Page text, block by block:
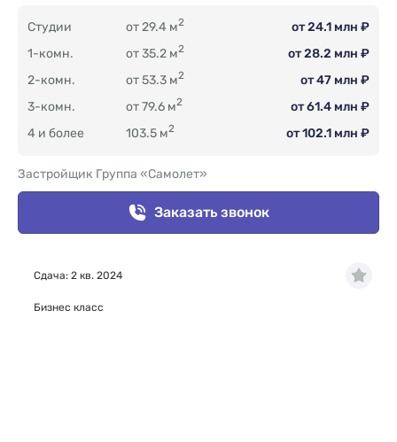
Студии от 29.4 м2
от 24.1 млн ₽
1-комн.
от 35.2 м2
от 28.2 млн ₽
2-комн.
от 53.3 м2
от 47 млн ₽
3-комн.
от 79.6 м2
от 61.4 млн ₽
4 и более
103.5 м2 от 102.1 млн ₽
Застройщик Группа «Самолет»
Заказать звонок
Сдача: 2 кв. 2024
Бизнес класс